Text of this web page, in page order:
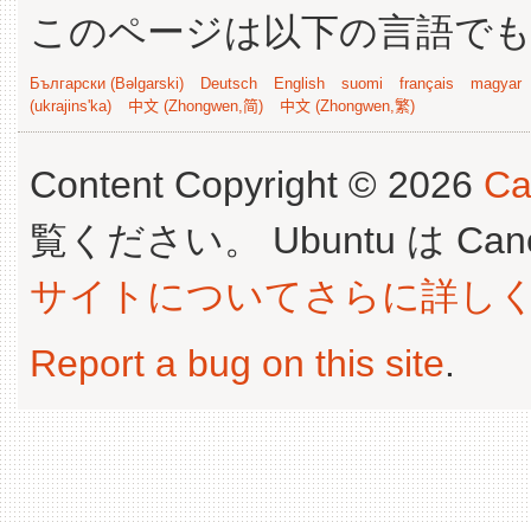
このページは以下の言語で
Български (Bəlgarski) Deutsch English suomi français
magyar
(ukrajins'ka)
中文 (Zhongwen,简) 中文 (Zhongwen,繁)
Content Copyright © 2026
覧ください。 Ubuntu は
サイトについてさらに詳し
Report a bug on this site.